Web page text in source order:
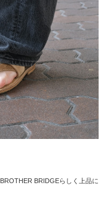
BRIDGEらしく上品に